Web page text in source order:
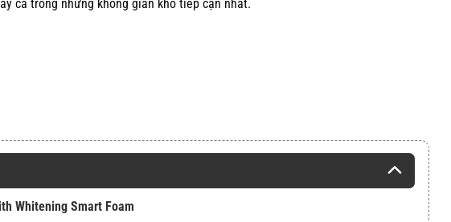
cả trong những không gian khó tiếp cận nhất.
Whitening Smart Foam